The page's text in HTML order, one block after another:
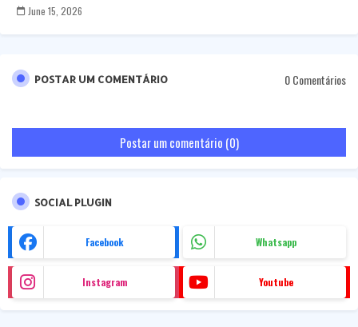
June 15, 2026
POSTAR UM COMENTÁRIO 0 Comentários
Postar um comentário (0)
SOCIAL PLUGIN
Facebook Whatsapp
Instagram Youtube